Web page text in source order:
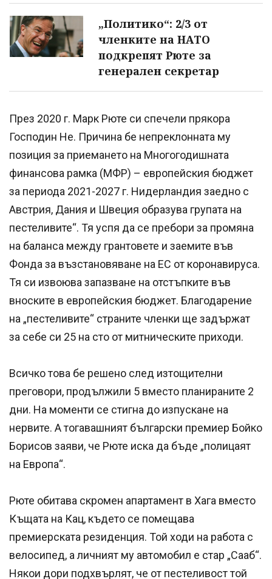
„Политико“: 2/3 от
членките на НАТО
подкрепят Рюте за
генерален секретар
През 2020 г. Марк Рюте си спечели прякора
Господин Не. Причина бе непреклонната му
позиция за приемането на Многогодишната
финансова рамка (МФР) – европейския бюджет
за периода 2021-2027 г. Нидерландия заедно с
Австрия, Дания и Швеция образува групата на
пестеливите“. Тя успя да се пребори за промяна
на баланса между грантовете и заемите във
Фонда за възстановяване на ЕС от коронавируса.
Тя си извоюва запазване на отстъпките във
вноските в европейския бюджет. Благодарение
на „пестеливите“ страните членки ще задържат
за себе си 25 на сто от митническите приходи.
Всичко това бе решено след изтощителни
преговори, продължили 5 вместо планираните 2
дни. На моменти се стигна до изпускане на
нервите. А тогавашният български премиер Бойко
Борисов заяви, че Рюте иска да бъде „полицаят
на Европа“.
Рюте обитава скромен апартамент в Хага вместо
Къщата на Кац, където се помещава
премиерската резиденция. Той ходи на работа с
велосипед, а личният му автомобил е стар „Сааб“.
Някои дори подхвърлят, че от пестеливост той